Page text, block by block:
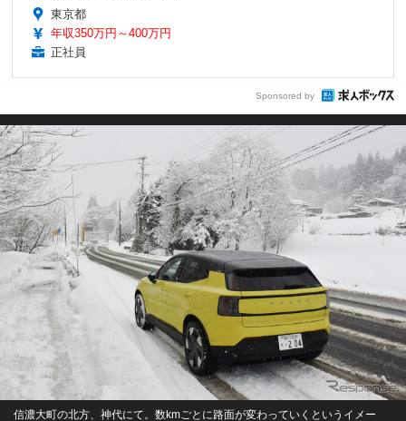
東京都
年収350万円～400万円
正社員
Sponsored by
信濃大町の北方、神代にて。数kmごとに路面が変わっていくというイメー